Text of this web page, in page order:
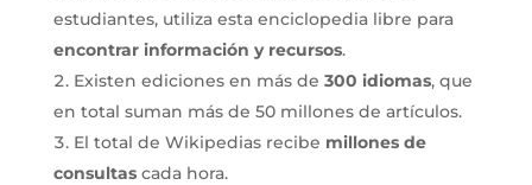
estudiantes, utiliza esta enciclopedia libre para
encontrar información y recursos.
Existen ediciones en más de 300 idiomas, que
en total suman más de 50 millones de artículos.
El total de Wikipedias recibe millones de
consultascada hora.